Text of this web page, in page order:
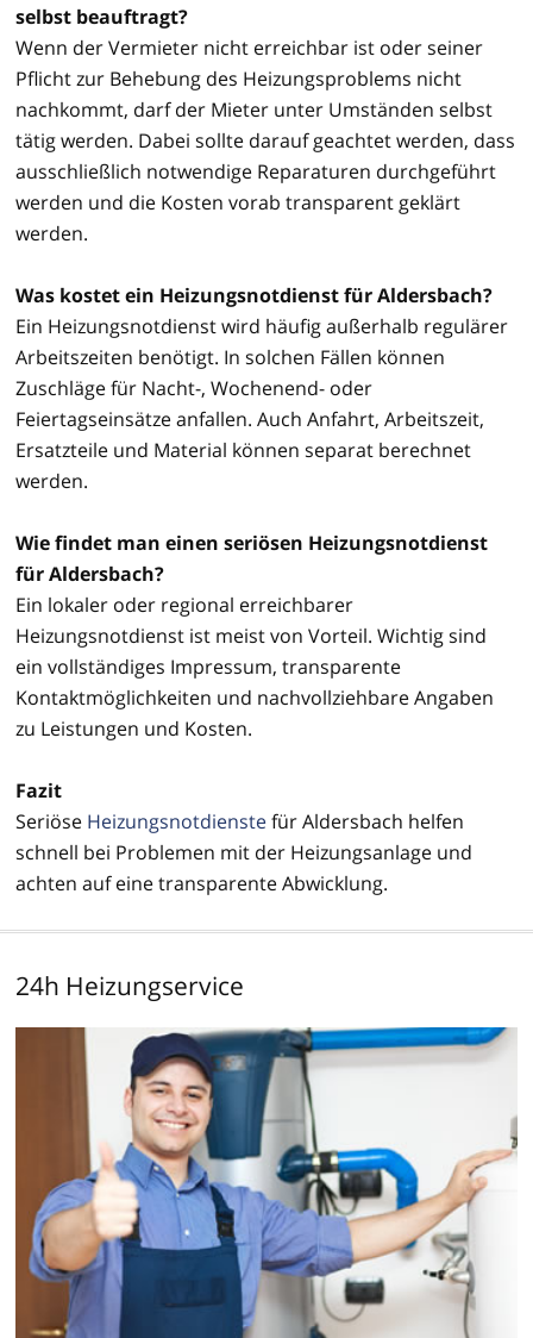
selbst beauftragt?
Wenn der Vermieter nicht erreichbar ist oder seiner
Pflicht zur Behebung des Heizungsproblems nicht
nachkommt, darf der Mieter unter Umständen selbst
tätig werden. Dabei sollte darauf geachtet werden, dass
ausschließlich notwendige Reparaturen durchgeführt
werden und die Kosten vorab transparent geklärt
werden.
Was kostet ein Heizungsnotdienst für Aldersbach?
Ein Heizungsnotdienst wird häufig außerhalb regulärer
Arbeitszeiten benötigt. In solchen Fällen können
Zuschläge für Nacht-, Wochenend- oder
Feiertagseinsätze anfallen. Auch Anfahrt, Arbeitszeit,
Ersatzteile und Material können separat berechnet
werden.
Wie findet man einen seriösen Heizungsnotdienst
für Aldersbach?
Ein lokaler oder regional erreichbarer
Heizungsnotdienst ist meist von Vorteil. Wichtig sind
ein vollständiges Impressum, transparente
Kontaktmöglichkeiten und nachvollziehbare Angaben
zu Leistungen und Kosten.
Fazit
Seriöse Heizungsnotdienstefür Aldersbach helfen
schnell bei Problemen mit der Heizungsanlage und
achten auf eine transparente Abwicklung.
24h Heizungservice